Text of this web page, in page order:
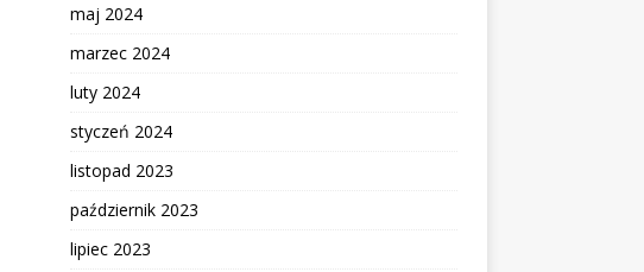
maj 2024
marzec 2024
luty 2024
styczeń 2024
listopad 2023
październik 2023
lipiec 2023